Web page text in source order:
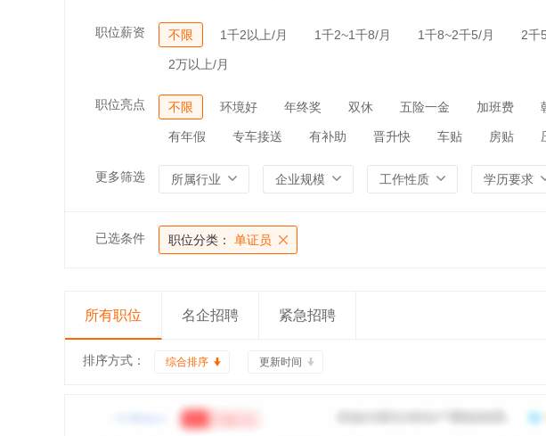
职位薪资 不限 1千2以上/月 1千2~1千8/月 1千8~2千5/月 2千
2万以上/月
职位亮点 不限 环境好 年终奖 双休 五险一金 加班费
有年假 专车接送 有补助 晋升快 车贴 房贴
更多筛选 所属行业 企业规模 工作性质 学历要求
已选条件 职位分类： 单证员
所有职位 名企招聘 紧急招聘
排序方式： 综合排序 更新时间